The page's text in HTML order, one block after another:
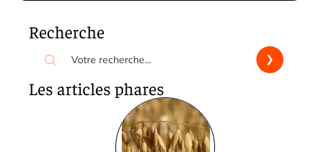
Recherche
Les articles phares